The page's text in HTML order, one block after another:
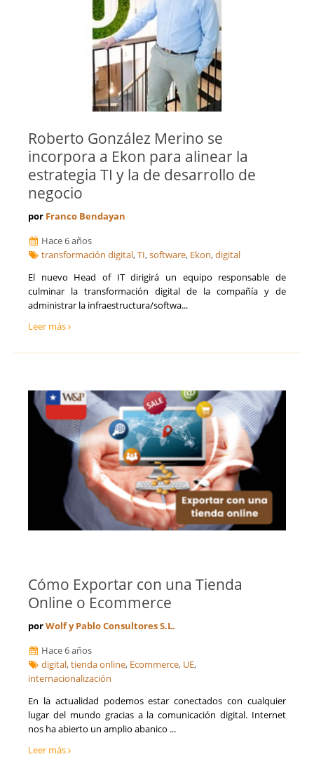
Roberto González Merino se
incorpora a Ekon para alinear la
estrategia TI y la de desarrollo de
negocio
por Franco Bendayan
Hace 6 años
transformación digital,TI,software, Ekon,digital
El nuevo Head of IT dirigirá un equipo responsable de
culminar la transformación digital de la compañía y de
administrar la infraestructura/softwa...
Leer más
Cómo Exportar con una Tienda
Online o Ecommerce
porWolf y Pablo Consultores S.L.
Hace 6 años
digital,tienda online, Ecommerce, UE,
internacionalización
En la actualidad podemos estar conectados con cualquier
lugar del mundo gracias a la comunicación digital. Internet
nos ha abierto un amplio abanico ...
Leer más